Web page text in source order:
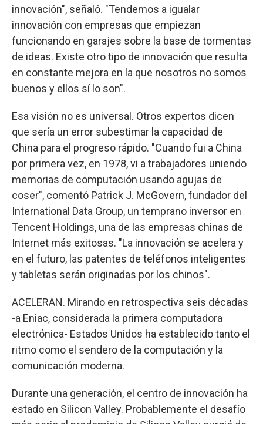
innovación", señaló. "Tendemos a igualar
innovación con empresas que empiezan
funcionando en garajes sobre la base de tormentas
de ideas. Existe otro tipo de innovación que resulta
en constante mejora en la que nosotros no somos
buenos y ellos sí lo son".
Esa visión no es universal. Otros expertos dicen
que sería un error subestimar la capacidad de
China para el progreso rápido. "Cuando fui a China
por primera vez, en 1978, vi a trabajadores uniendo
memorias de computación usando agujas de
coser", comentó Patrick J. McGovern, fundador del
International Data Group, un temprano inversor en
Tencent Holdings, una de las empresas chinas de
Internet más exitosas. "La innovación se acelera y
en el futuro, las patentes de teléfonos inteligentes
y tabletas serán originadas por los chinos".
ACELERAN. Mirando en retrospectiva seis décadas
-a Eniac, considerada la primera computadora
electrónica- Estados Unidos ha establecido tanto el
ritmo como el sendero de la computación y la
comunicación moderna.
Durante una generación, el centro de innovación ha
estado en Silicon Valley. Probablemente el desafío